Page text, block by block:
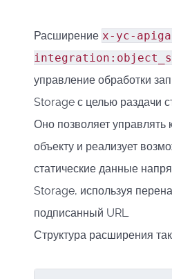
Расширение x-yc-
управление обработки
Storage с целью раздачи
Оно позволяет управлять
объекту и реализует
статические данные
Storage, используя
подписанный URL.
Структура расширения